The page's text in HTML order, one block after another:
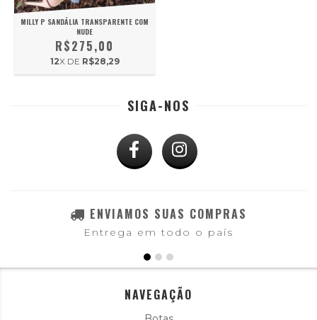
MILLY P SANDÁLIA TRANSPARENTE COM
NUDE
R$275,00
12X DE R$28,29
SIGA-NOS
ENVIAMOS SUAS COMPRAS
Entrega em todo o país
NAVEGAÇÃO